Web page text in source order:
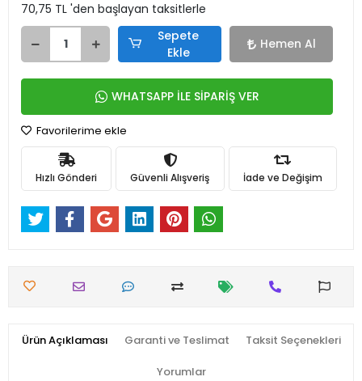
70,75 TL 'den başlayan taksitlerle
Sepete
Ekle
Hemen Al
WHATSAPP İLE SİPARİŞ VER
Favorilerime ekle
Hızlı Gönderi Güvenli Alışveriş İade ve Değişim
Ürün Açıklaması Garanti ve Teslimat Taksit Seçenekleri
Yorumlar